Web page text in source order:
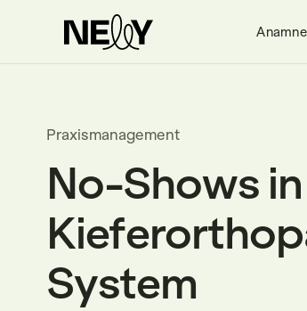
Praxismanagement
No-Shows
System